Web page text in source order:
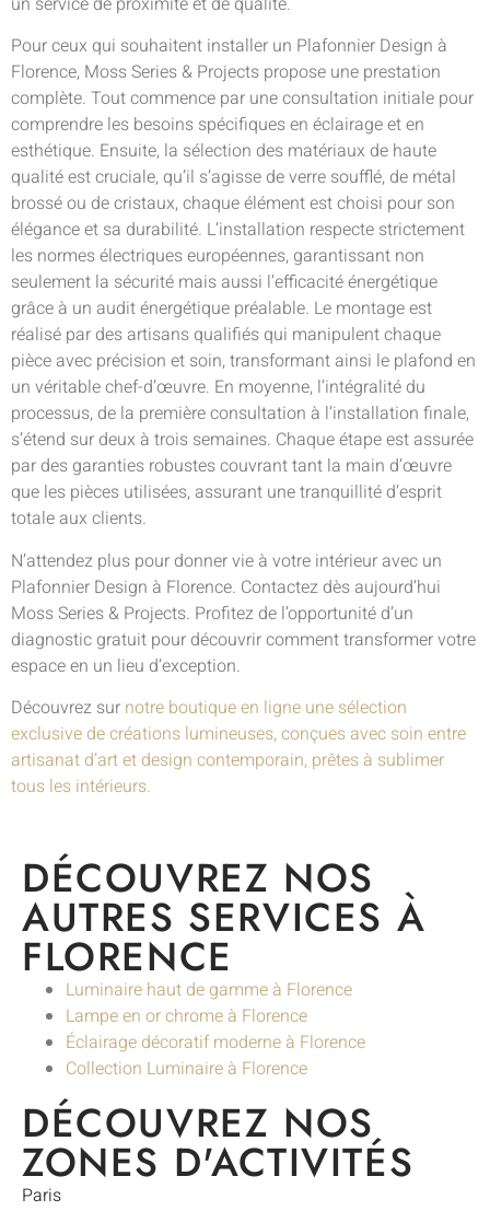
Pour ceux qui souhaitent installer un Plafonnier Design à
Florence, Moss Series & Projects propose une prestation
complète. Tout commence par une consultation initiale pour
comprendre les besoins spécifiques en éclairage et en
esthétique. Ensuite, la sélection des matériaux de haute
qualité est cruciale, qu’il s’agisse de verre soufflé, de métal
brossé ou de cristaux, chaque élément est choisi pour son
élégance et sa durabilité. L’installation respecte strictement
les normes électriques européennes, garantissant non
seulement la sécurité mais aussi l’efficacité énergétique
grâce à un audit énergétique préalable. Le montage est
réalisé par des artisans qualifiés qui manipulent chaque
pièce avec précision et soin, transformant ainsi le plafond en
un véritable chef-d’œuvre. En moyenne, l’intégralité du
processus, de la première consultation à l’installation finale,
s’étend sur deux à trois semaines. Chaque étape est assurée
par des garanties robustes couvrant tant la main d’œuvre
que les pièces utilisées, assurant une tranquillité d’esprit
totale aux clients.
N’attendez plus pour donner vie à votre intérieur avec un
Plafonnier Design à Florence. Contactez dès aujourd’hui
Moss Series & Projects. Profitez de l’opportunité d’un
diagnostic gratuit pour découvrir comment transformer votre
espace en un lieu d’exception.
Découvrez sur notre boutique en ligne une sélection
exclusive de créations lumineuses, conçues avec soin entre
artisanat d’art et design contemporain, prêtes à sublimer
tous les intérieurs.
DÉCOUVREZ NOS
AUTRES SERVICES À
FLORENCE
Luminaire haut de gamme à Florence
Lampe en or chrome à Florence
Éclairage décoratif moderne à Florence
Collection Luminaire à Florence
DÉCOUVREZ NOS
ZONES D'ACTIVITÉS
Paris